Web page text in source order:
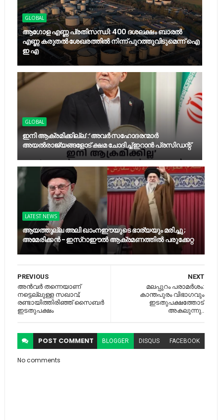
GLOBAL
ആഗോള എണ്ണ പ്രതിസന്ധി: 400 ദശലക്ഷം ബാരൽ
എണ്ണ കരുതൽ ശേഖരത്തിൽ നിന്ന് പുറത്തുവിടുമെന്ന് ഐ
ഇ എ
GLOBAL
ഇനി ആക്രമിക്കില്ല’:‘അവർ സഹോദരന്മാർ
അയല്‍രാജ്യങ്ങളോട് ക്ഷമ ചോദിച്ച് ഇറാൻ പ്രസിഡന്റ്
LATEST NEWS
ആയത്തുല്ല അലി ഖാംനഈയുടെ ഭാര്യയും മരിച്ചു ;
അമേരിക്കൻ - ഇസ്റാഈൽ ആക്രമണത്തിൽ പരുക്കേറ്റ
NEXT
മലപ്പുറം പരാമര്‍ശം:
കാന്തപുരം വിഭാഗവും
ഇടതുപക്ഷത്തോട്
അകലുന്നു..
PREVIOUS
അൻവർ തന്നെയാണ്
നട്ടെല്ലുള്ള സഖാവ്;
രണ്ടായിത്തിരിഞ്ഞ് സൈബർ
ഇടതുപക്ഷം
POST COMMENT BLOGGER DISQUS FACEBOOK
No comments